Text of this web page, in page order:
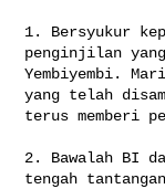
1. Bersyukur
penginjilan
Yembiyembi.
yang telah
terus memberi
2. Bawalah BI
tengah